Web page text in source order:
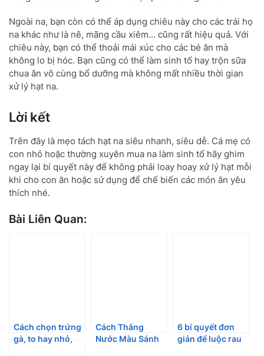
Ngoài na, bạn còn có thể áp dụng chiêu này cho các trái họ
na khác như là nê, mãng cầu xiêm… cũng rất hiệu quả. Với
chiêu này, bạn có thể thoải mái xúc cho các bé ăn mà
không lo bị hóc. Bạn cũng có thể làm sinh tố hay trộn sữa
chua ăn vô cùng bổ dưỡng mà không mất nhiều thời gian
xử lý hạt na.
Lời kết
Trên đây là mẹo tách hạt na siêu nhanh, siêu dễ. Cá mẹ có
con nhỏ hoặc thường xuyên mua na làm sinh tố hãy ghim
ngay lại bí quyết này để không phải loay hoay xử lý hạt mỗi
khi cho con ăn hoặc sử dụng để chế biến các món ăn yêu
thích nhé.
Bài Liên Quan:
Cách chọn trứng
gà, to hay nhỏ,
Cách Thắng
Nước Màu Sánh
6 bí quyết đơn
giản để luộc rau